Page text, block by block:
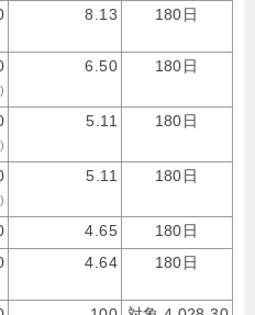
8.13 180日
6.50 180日
5.11 180日
5.11 180日
4.65
180日
4.64 180日